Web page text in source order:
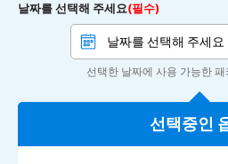
날짜를 선택해 주세요(필수)
선택한 날짜에 사용 가능한
선택중인